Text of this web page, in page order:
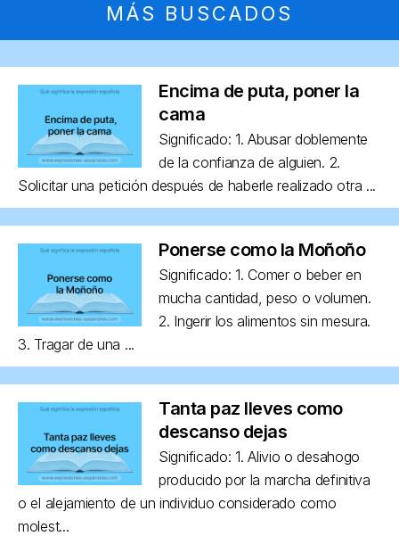
MÁS BUSCADOS
Encima de puta, poner la
cama
Significado: 1. Abusar doblemente
de la confianza de alguien. 2.
Solicitar una petición después de haberle realizado otra ...
Ponerse como la Moñoño
Significado: 1. Comer o beber en
mucha cantidad, peso o volumen.
2. Ingerir los alimentos sin mesura.
3. Tragar de una ...
Tanta paz lleves como
descanso dejas
Significado: 1. Alivio o desahogo
producido por la marcha definitiva
o el alejamiento de un individuo considerado como
molest...